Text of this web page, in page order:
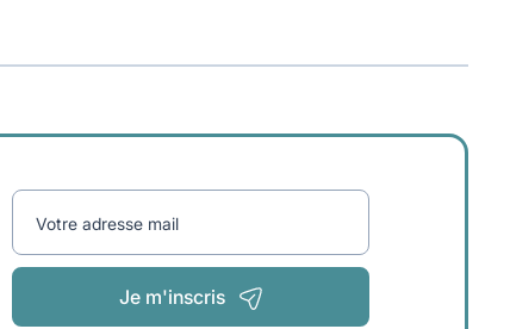
Votre adresse mail
Je m'inscris